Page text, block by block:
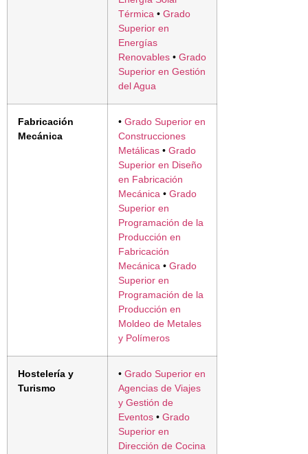
Térmica • Grado
Superior en
Energías
Renovables • Grado
Superior en Gestión
del Agua
Fabricación
Mecánica
• Grado Superior en
Construcciones
Metálicas • Grado
Superior en Diseño
en Fabricación
Mecánica • Grado
Superior en
Programación de la
Producción en
Fabricación
Mecánica • Grado
Superior en
Programación de la
Producción en
Moldeo de Metales
y Polímeros
Hostelería y
Turismo
• Grado Superior en
Agencias de Viajes
y Gestión de
Eventos • Grado
Superior en
Dirección de Cocina